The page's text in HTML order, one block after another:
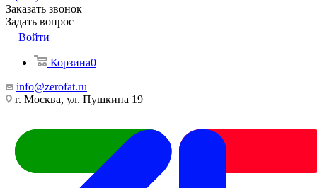
Заказать звонок
Задать вопрос
Войти
Корзина0
info@zerofat.ru
г. Москва, ул. Пушкина 19